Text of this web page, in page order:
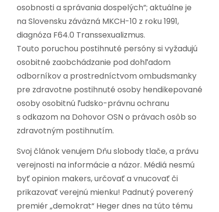
osobnosti a správania dospelých”; aktuálne je
na Slovensku záväzná MKCH-10 z roku 1991,
diagnóza F64.0 Transsexualizmus.
Touto poruchou postihnuté persóny si vyžadujú
osobitné zaobchádzanie pod dohľadom
odborníkov a prostredníctvom ombudsmanky
pre zdravotne postihnuté osoby hendikepované
osoby osobitnú ľudsko-právnu ochranu
s odkazom na Dohovor OSN o právach osôb so
zdravotným postihnutím.
Svoj článok venujem Dňu slobody tlače, a právu
verejnosti na informácie a názor. Médiá nesmú
byť opinion makers, určovať a vnucovať či
prikazovať verejnú mienku! Padnutý poverený
premiér „demokrat“ Heger dnes na túto tému